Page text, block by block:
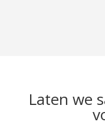
Laten we